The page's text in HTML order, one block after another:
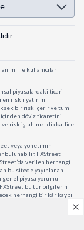
ile kullanıcılar
piyasalardaki ticari
riskli yatırım
bir risk içerir ve tüm
içinden döviz ticaretini
risk iştahınızı dikkatlice
veya yönetimin
bulunabilir. FXStreet
verilen herhangi
bu sitede yayınlanan
genel piyasa yorumu
FXStreet bu tür bilgilerin
herhangi bir kâr kaybı